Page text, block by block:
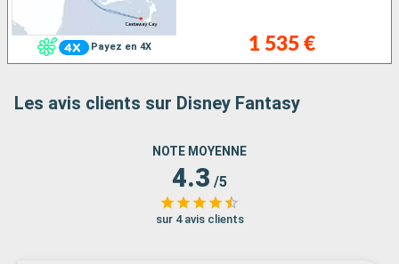
Payez en 4X 1 535 €
Les avis clients sur Disney Fantasy
NOTE MOYENNE
4.3 /5
sur 4 avis clients